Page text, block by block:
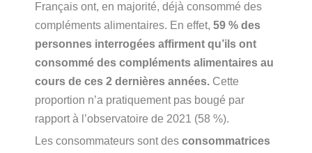
Français ont, en majorité, déjà consommé des
compléments alimentaires. En effet, 59 % des
personnes interrogées affirment qu’ils ont
consommé des compléments alimentaires au
cours de ces 2 dernières années. Cette
proportion n’a pratiquement pas bougé par
rapport à l’observatoire de 2021 (58 %).
Les consommateurs sont des consommatrices